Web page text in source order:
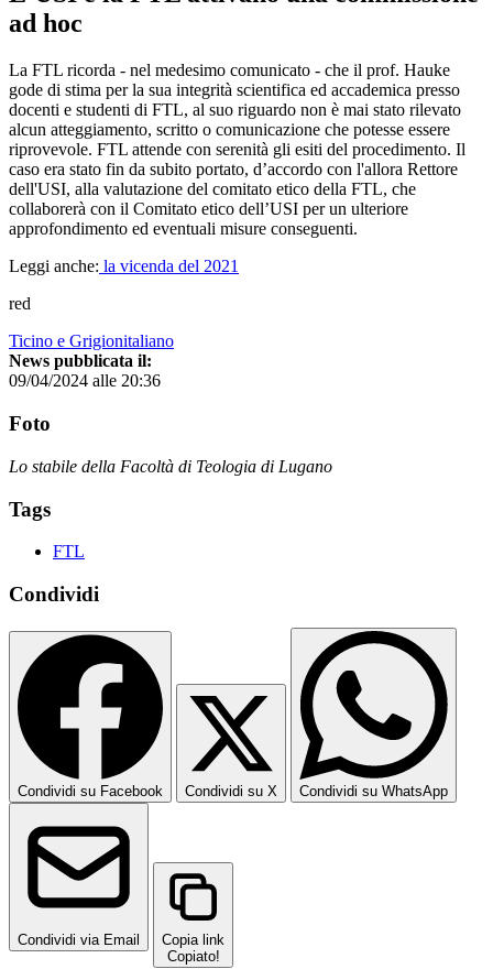
ad hoc
La FTL ricorda - nel medesimo comunicato - che il prof. Hauke
gode di stima per la sua integrità scientifica ed accademica presso
docenti e studenti di FTL, al suo riguardo non è mai stato rilevato
alcun atteggiamento, scritto o comunicazione che potesse essere
riprovevole. FTL attende con serenità gli esiti del procedimento. Il
caso era stato fin da subito portato, d’accordo con l'allora Rettore
dell'USI, alla valutazione del comitato etico della FTL, che
collaborerà con il Comitato etico dell’USI per un ulteriore
approfondimento ed eventuali misure conseguenti.
Leggi anche: la vicenda del 2021
red
Ticino e Grigionitaliano
News pubblicata il:
09/04/2024 alle 20:36
Foto
Lo stabile della Facoltà di Teologia di Lugano
Tags
FTL
Condividi
Condividi su Facebook Condividi su X Condividi su WhatsApp
Condividi via Email
Copia link
Copiato!